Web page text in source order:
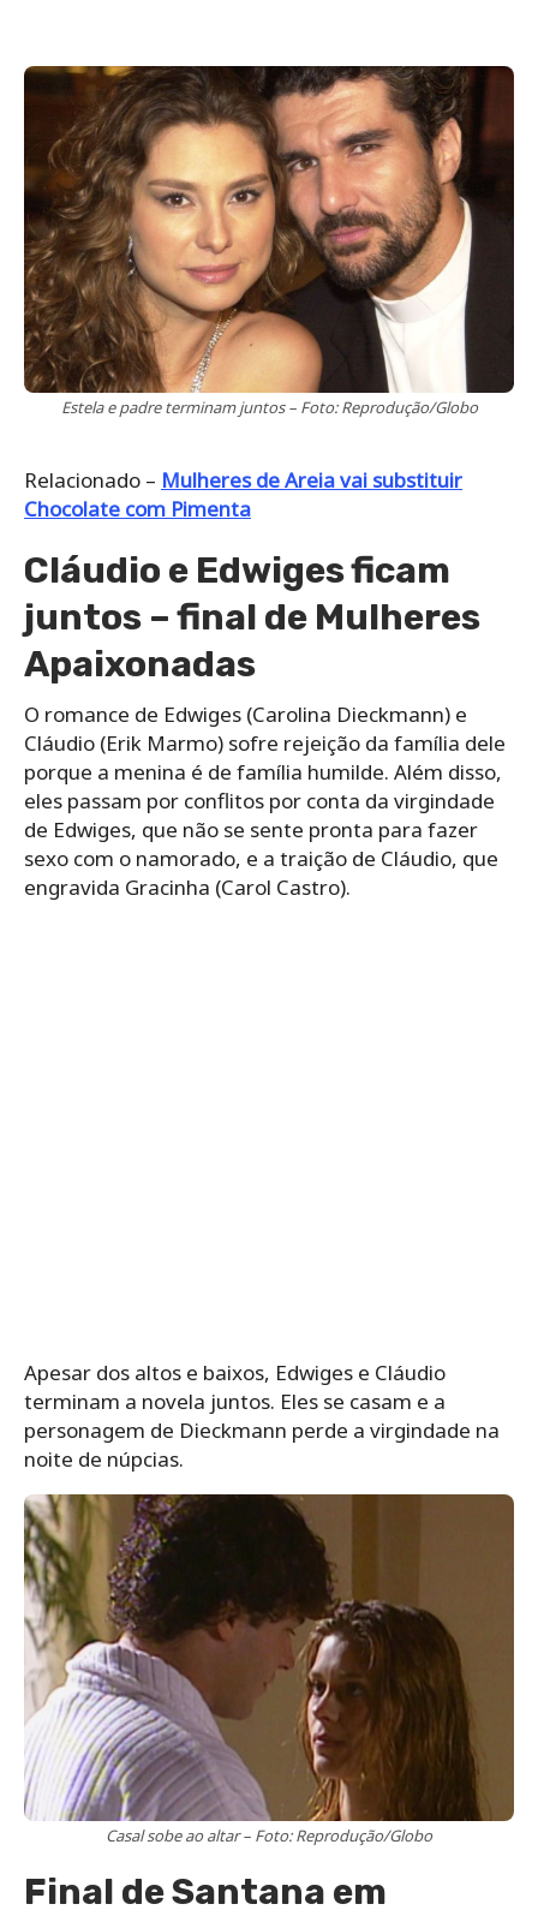
Estela e padre terminam juntos – Foto: Reprodução/Globo
Relacionado – Mulheres de Areia vai substituir
Chocolate com Pimenta
Cláudio e Edwiges ficam
juntos – final de Mulheres
Apaixonadas
O romance de Edwiges (Carolina Dieckmann) e
Cláudio (Erik Marmo) sofre rejeição da família dele
porque a menina é de família humilde. Além disso,
eles passam por conflitos por conta da virgindade
de Edwiges, que não se sente pronta para fazer
sexo com o namorado, e a traição de Cláudio, que
engravida Gracinha (Carol Castro).
Apesar dos altos e baixos, Edwiges e Cláudio
terminam a novela juntos. Eles se casam e a
personagem de Dieckmann perde a virgindade na
noite de núpcias.
Casal sobe ao altar – Foto: Reprodução/Globo
Final de Santana em